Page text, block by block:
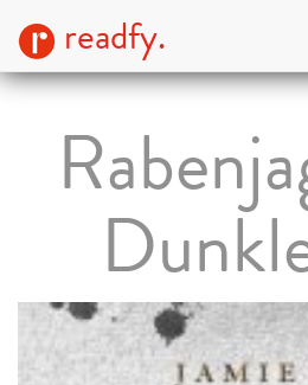
readfy.